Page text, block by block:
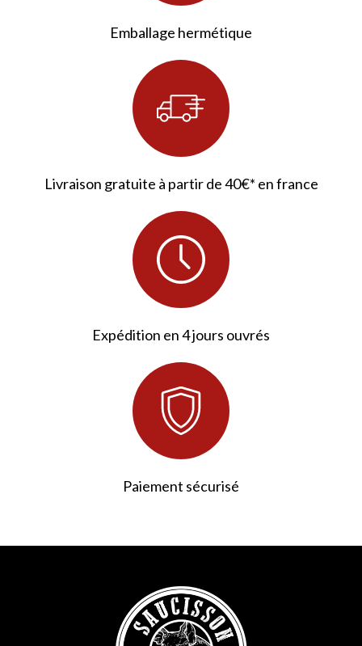
67 avis
Emballage hermétique
Livraison gratuite à partir de 40€* en france
Expédition en 4 jours ouvrés
Paiement sécurisé